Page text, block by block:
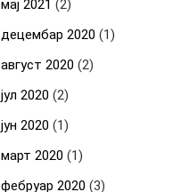
мај 2021 (2)
децембар 2020 (1)
август 2020 (2)
јул 2020 (2)
јун 2020 (1)
март 2020 (1)
фебруар 2020 (3)